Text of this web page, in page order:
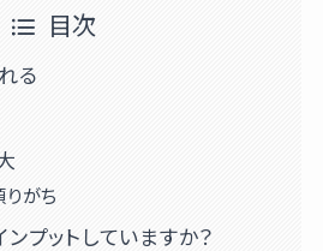
目次
る
りがち
ンプットしていますか？